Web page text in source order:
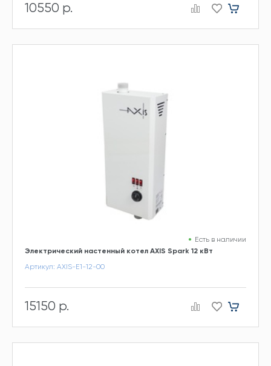
10550 р.
Есть в наличии
Электрический настенный котел AXIS Spark 12 кВт
Артикул: AXIS-E1-12-00
15150 р.